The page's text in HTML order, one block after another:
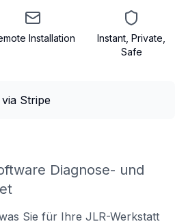
Installation
Instant, Private,
Safe
Diagnose- und
Sie für Ihre JLR-Werkstatt